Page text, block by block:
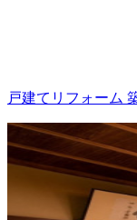
戸建てリフォーム